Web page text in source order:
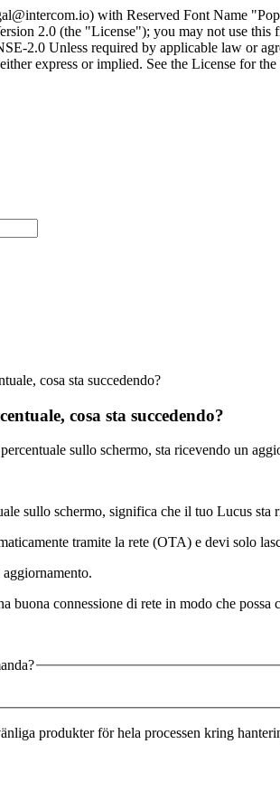
) with Reserved Font Name
2.0 (the "License"); you may not use
2.0 Unless required by applicable law or
express or implied. See the License for the
cosa sta succedendo?
cosa sta succedendo?
sullo schermo, sta ricevendo un
sullo schermo, significa che il tuo Lucus
tramite la rete (OTA) e devi solo
buona connessione di rete in modo che possa
produkter för hela processen kring